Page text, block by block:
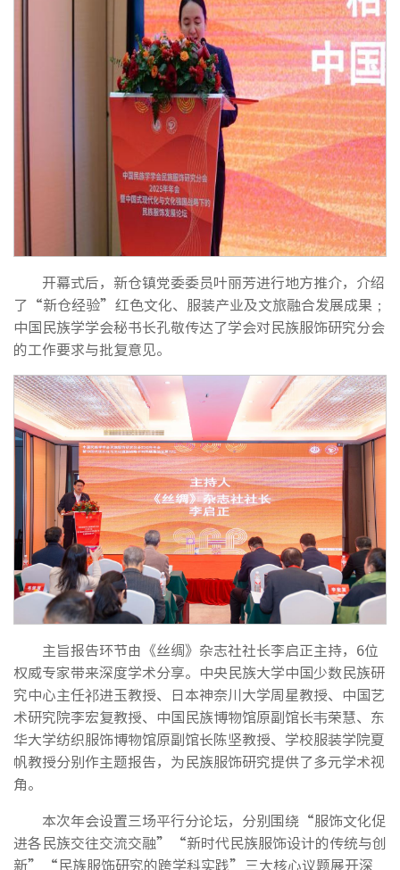
开幕式后，新仓镇党委委员叶丽芳进行地方推介，介绍
了“新仓经验”红色文化、服装产业及文旅融合发展成果；
中国民族学学会秘书长孔敬传达了学会对民族服饰研究分会
的工作要求与批复意见。
主旨报告环节由《丝绸》杂志社社长李启正主持，6位
权威专家带来深度学术分享。中央民族大学中国少数民族研
究中心主任祁进玉教授、日本神奈川大学周星教授、中国艺
术研究院李宏复教授、中国民族博物馆原副馆长韦荣慧、东
华大学纺织服饰博物馆原副馆长陈坚教授、学校服装学院夏
帆教授分别作主题报告，为民族服饰研究提供了多元学术视
角。
本次年会设置三场平行分论坛，分别围绕“服饰文化促
进各民族交往交流交融”“新时代民族服饰设计的传统与创
新”“民族服饰研究的跨学科实践”三大核心议题展开深